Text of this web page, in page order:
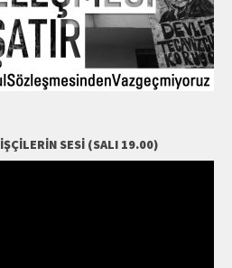
İŞÇILERIN SESI (SALI 19.00)